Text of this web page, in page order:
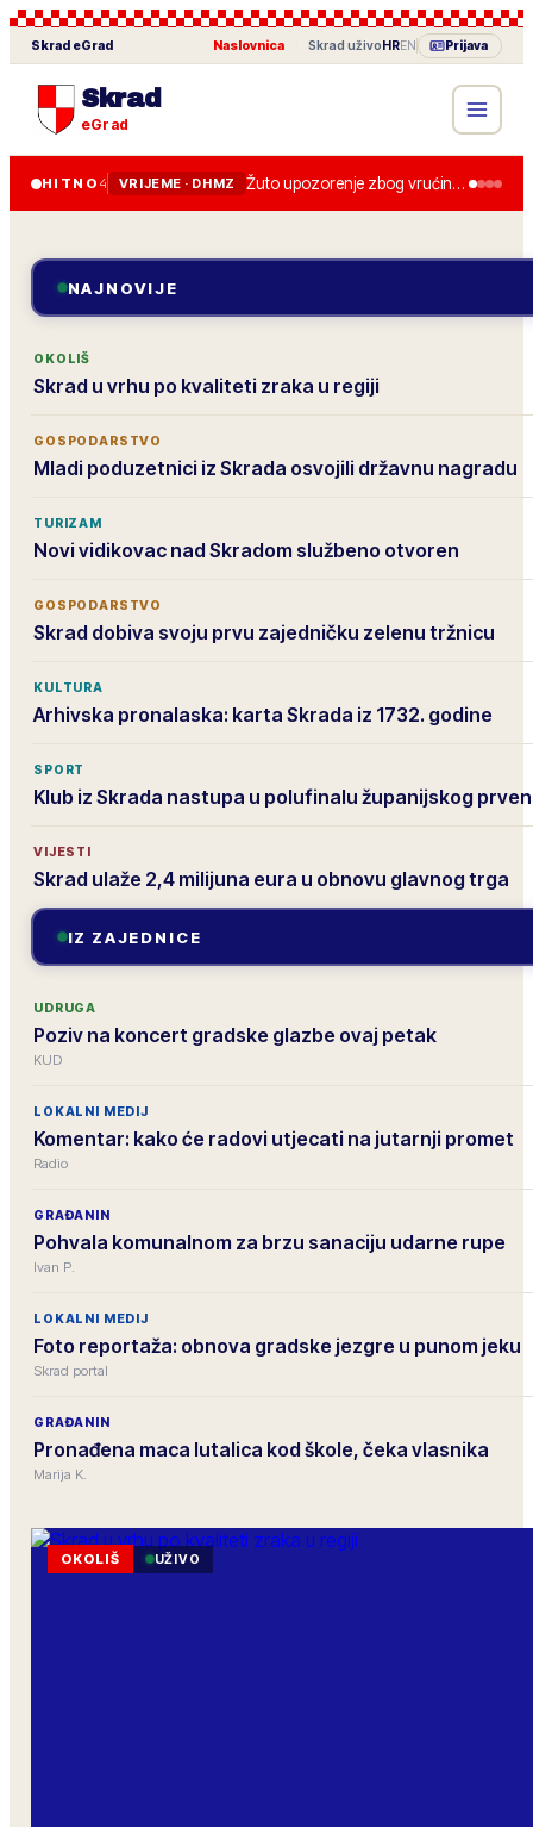
Skrad eGrad Naslovnica Skrad uživoHREN Prijava
Skrad
eGrad
HITNO 4 VRIJEME · DHMZ Žuto upozorenje zbog vrućine u četvrtak, do 36 stupnjeva.
NAJNOVIJE
OKOLIŠ
Skrad u vrhu po kvaliteti zraka u regiji
GOSPODARSTVO
Mladi poduzetnici iz Skrada osvojili državnu nagradu
TURIZAM
Novi vidikovac nad Skradom službeno otvoren
GOSPODARSTVO
Skrad dobiva svoju prvu zajedničku zelenu tržnicu
KULTURA
Arhivska pronalaska: karta Skrada iz 1732. godine
SPORT
Klub iz Skrada nastupa u polufinalu županijskog
VIJESTI
Skrad ulaže 2,4 milijuna eura u obnovu glavnog trga
IZ ZAJEDNICE
UDRUGA
Poziv na koncert gradske glazbe ovaj petak
KUD
LOKALNI MEDIJ
Komentar: kako će radovi utjecati na jutarnji promet
Radio
GRAĐANIN
Pohvala komunalnom za brzu sanaciju udarne rupe
Ivan P.
LOKALNI MEDIJ
Foto reportaža: obnova gradske jezgre u punom jeku
Skrad portal
GRAĐANIN
Pronađena maca lutalica kod škole, čeka vlasnika
Marija K.
OKOLIŠ UŽIVO